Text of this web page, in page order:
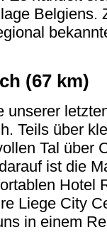
Belgiens.
(67 km)
unserer
Teils über
Tal über
ist die
Hotel
Liege City
in einem